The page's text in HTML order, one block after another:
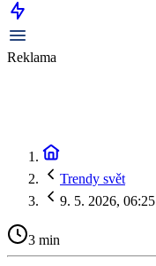
Reklama
Trendy svět
9. 5. 2026, 06:25
3 min